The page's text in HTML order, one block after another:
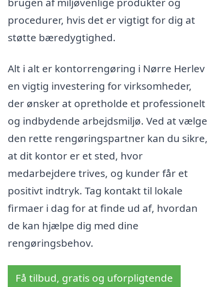
procedurer, hvis det er vigtigt for dig at
støtte bæredygtighed.
Alt i alt er kontorrengøring i Nørre Herlev
en vigtig investering for virksomheder,
der ønsker at opretholde et professionelt
og indbydende arbejdsmiljø. Ved at vælge
den rette rengøringspartner kan du sikre,
at dit kontor er et sted, hvor
medarbejdere trives, og kunder får et
positivt indtryk. Tag kontakt til lokale
firmaer i dag for at finde ud af, hvordan
de kan hjælpe dig med dine
rengøringsbehov.
Få tilbud, gratis og uforpligtende